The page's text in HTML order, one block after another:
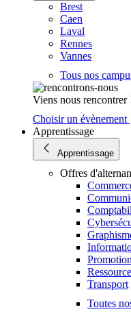
Brest
Caen
Laval
Rennes
Vannes
Tous nos
Viens nous rencontrer
Choisir un évènement
Apprentissage
Apprentissage
Offres
Transport
Toutes